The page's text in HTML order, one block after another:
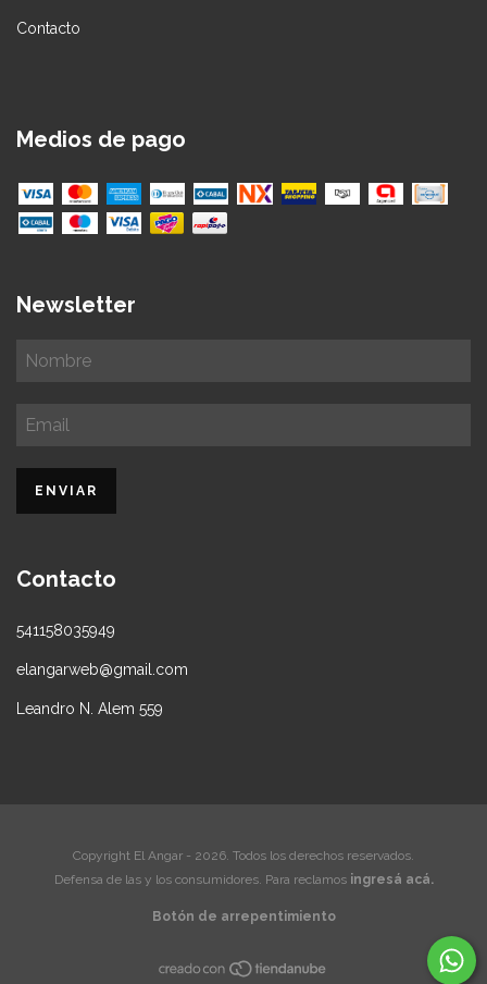
Contacto
Medios de pago
Newsletter
Contacto
541158035949
elangarweb@gmail.com
Leandro N. Alem 559
Copyright El Angar - 2026. Todos los derechos reservados.
Defensa de las y los consumidores. Para reclamos ingresá acá.
Botón de arrepentimiento